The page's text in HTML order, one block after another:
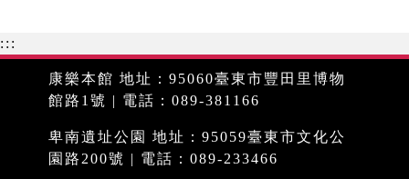
:::
康樂本館 地址：95060臺東市豐田里博物
館路1號 | 電話：089-381166
卑南遺址公園 地址：95059臺東市文化公
園路200號 | 電話：089-233466